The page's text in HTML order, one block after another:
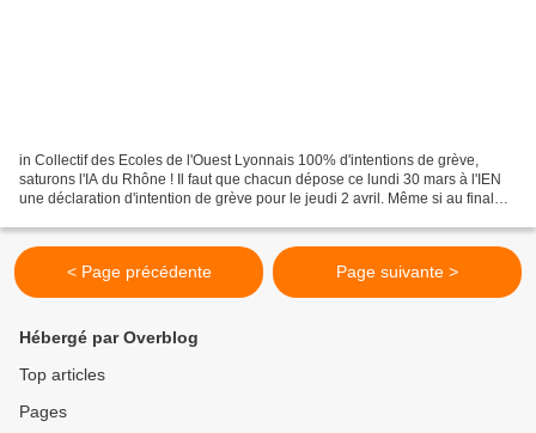
in Collectif des Ecoles de l'Ouest Lyonnais 100% d'intentions de grève,
saturons l'IA du Rhône ! Il faut que chacun dépose ce lundi 30 mars à l'IEN
une déclaration d'intention de grève pour le jeudi 2 avril. Même si au final
< Page précédente Page suivante >
Hébergé par Overblog
Top articles
Pages